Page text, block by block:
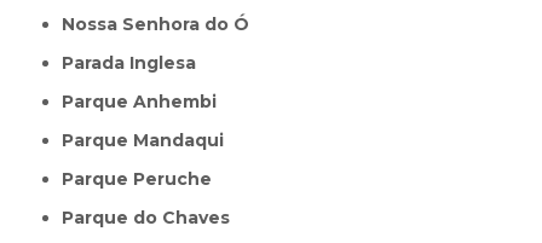
Nossa Senhora do Ó
Parada Inglesa
Parque Anhembi
Parque Mandaqui
Parque Peruche
Parque do Chaves